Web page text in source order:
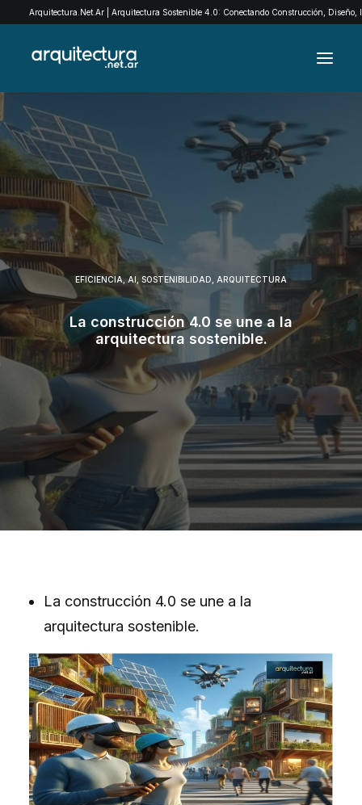
Arquitectura.Net.Ar | Arquitectura Sostenible 4.0: Conectando Construcción,
ARCHIVO
EXPLORÁ POR CATEGORÍAS
QUIENES SOMOS
EXPOMADERA
CONTACTO
SEARCH
EFICIENCIA,AI SOSTENIBILIDAD ARQUITECTURA
La construcción 4.0 se une a la
arquitectura sostenible.
La construcción 4.0 se une a la
arquitectura sostenible.